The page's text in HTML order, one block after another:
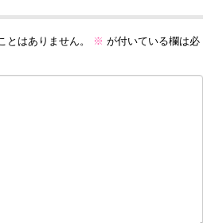
とはありません。 ※ が付いている欄は必